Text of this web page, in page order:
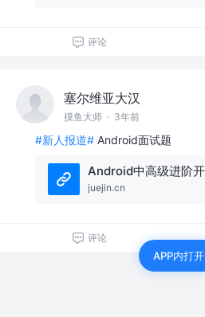
评论
塞尔维亚大汉
摸鱼大师 · 3年前
#新人报道# Android面试题
juejin.cn
评论
APP内打开